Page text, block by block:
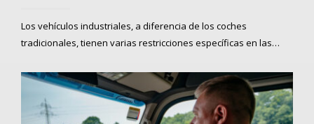
Los vehículos industriales, a diferencia de los coches
tradicionales, tienen varias restricciones específicas en las…